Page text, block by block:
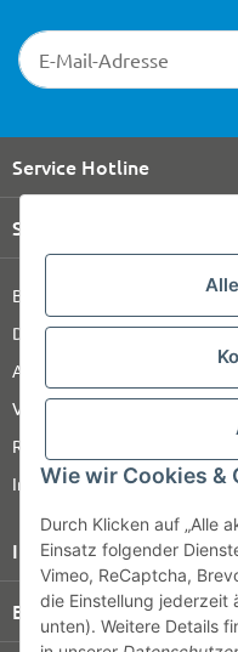
Wie wir Cookies &
Durch Klicken auf „Alle
Einsatz folgender
Vimeo, ReCaptcha,
die Einstellung jederzeit
unten). Weitere Details
Newsletter-Registrierung
Service Hotline
Shop Service
Barrierefreiheitserklärung
Datenschutz
AGB
Versandinformationen
Retour
Impressum
Informationen
Bezahlung & Versand